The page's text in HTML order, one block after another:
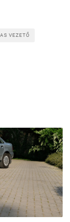
VEZETŐ